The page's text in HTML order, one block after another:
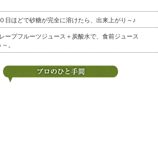
日ほどで砂糖が完全に溶けたら、出来上がり～♪
ープフルーツジュース＋炭酸水で、食前ジュース
。